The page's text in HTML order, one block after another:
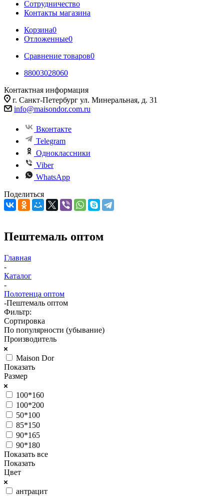
Сотрудничество
Контакты магазина
Корзина0
Отложенные0
Сравнение товаров0
88003028060
Контактная информация
г. Санкт-Петербург ул. Минеральная, д. 31
info@maisondor.com.ru
Вконтакте
Telegram
Одноклассники
Viber
WhatsApp
Поделиться
Пештемаль оптом
Главная
-
Каталог
-
Полотенца оптом
-Пештемаль оптом
Фильтр:
Сортировка
По популярности (убывание)
Производитель
Maison Dor
Показать
Размер
100*160
100*200
50*100
85*150
90*165
90*180
Показать все
Показать
Цвет
антрацит